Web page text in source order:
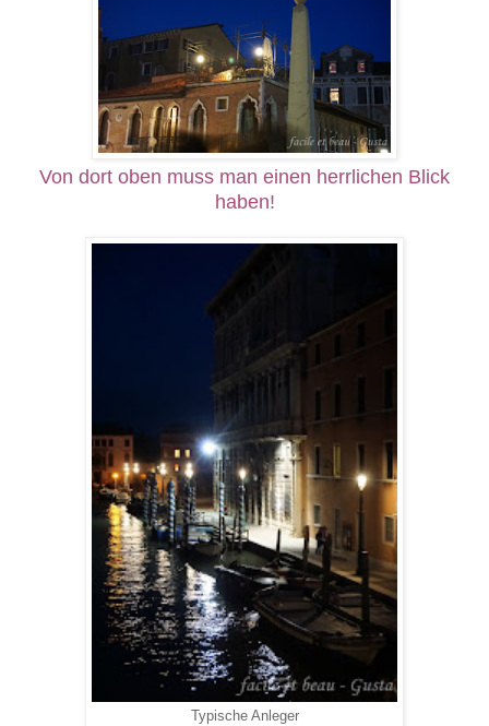
Von dort oben muss man einen herrlichen Blick
haben!
Typische Anleger